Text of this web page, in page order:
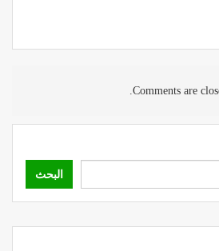
Comments are
البحث